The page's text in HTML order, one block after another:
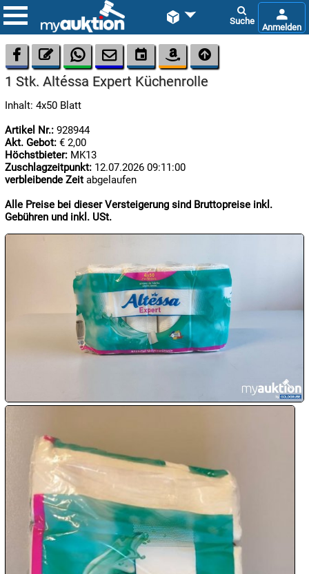
 

06.08:
08.08:
Megaabverkauf
08.08:
08.08:
09.08:
      
1 Stk. Altéssa Expert Küchenrolle
Inhalt: 4x50 Blatt
Artikel Nr.: 928944
Akt. Gebot: € 2,00
Höchstbieter: MK13
Zuschlagzeitpunkt: 12.07.2026 09:11:00
verbleibende Zeit abgelaufen
Alle Preise bei dieser Versteigerung sind Bruttopreise inkl.
Gebühren und inkl. USt.